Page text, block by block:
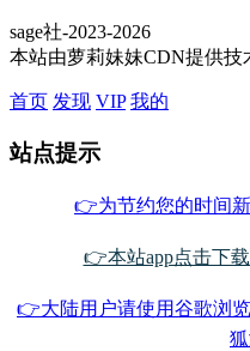
sage社-2023-2026
本站由萝莉妹妹CDN提供技
首页 发现 VIP 我的
站点提示
👉为节约您的时间
👉本站app点击下
👉大陆用户请使用谷歌浏